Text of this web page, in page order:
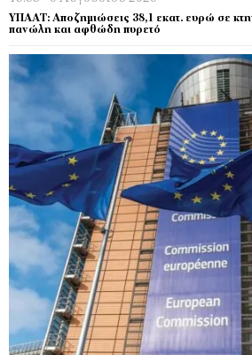
ΥΠΑΑΤ: Αποζημιώσεις 38,1 εκατ. ευρώ σε
πανώλη και αφθώδη πυρετό